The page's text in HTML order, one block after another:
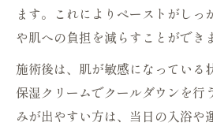
ます。これによりペーストがしっ
や肌への負担を減らすことができ
施術後は、肌が敏感になっている
保湿クリームでクールダウンを行
みが出やすい方は、当日の入浴や